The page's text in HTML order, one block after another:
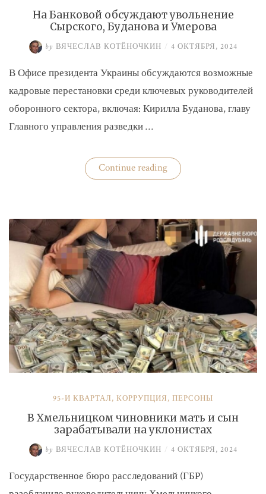
На Банковой обсуждают увольнение
Сырского, Буданова и Умерова
by ВЯЧЕСЛАВ КОТЁНОЧКИН / 4 ОКТЯБРЯ, 2024
В Офисе президента Украины обсуждаются возможные
кадровые перестановки среди ключевых руководителей
оборонного сектора, включая: Кирилла Буданова, главу
Главного управления разведки …
Continue reading«На
Банковой
Буданова
и
Умерова»
95-Й КВАРТАЛ, КОРРУПЦИЯ, ПЕРСОНЫ
В Хмельницком чиновники мать и сын
зарабатывали на уклонистах
by ВЯЧЕСЛАВ КОТЁНОЧКИН / 4 ОКТЯБРЯ, 2024
Государственное бюро расследований (ГБР)